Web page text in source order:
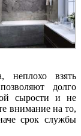
неплохо взять
долго
сырости и не
внимание на то,
срок службы